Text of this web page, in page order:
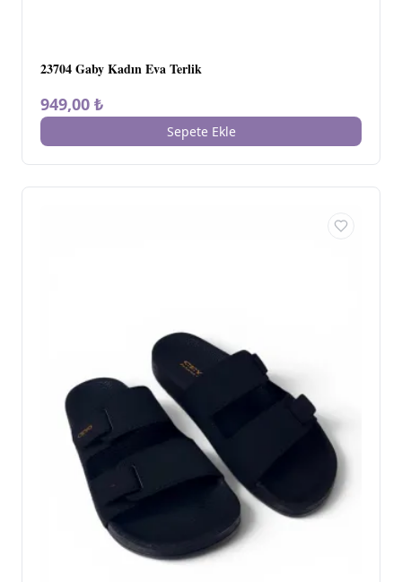
23704 Gaby Kadın Eva Terlik
949,00 ₺
Sepete Ekle